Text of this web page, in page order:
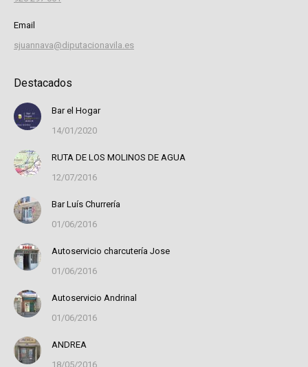
Email
sjuannava@diputacionavila.es
Destacados
Bar el Hogar
14/01/2020
RUTA DE LOS MOLINOS DE AGUA
12/07/2016
Bar Luís Churrería
01/06/2016
Autoservicio charcutería Jose
01/06/2016
Autoservicio Andrinal
01/06/2016
ANDREA
18/05/2016